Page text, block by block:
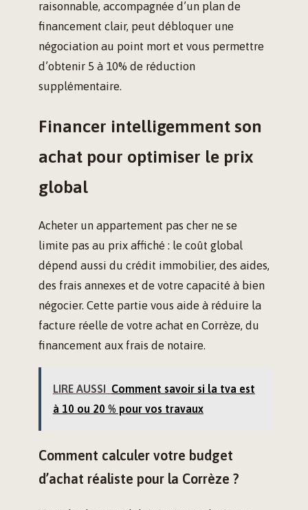
raisonnable, accompagnée d’un plan de
financement clair, peut débloquer une
négociation au point mort et vous permettre
d’obtenir 5 à 10% de réduction
supplémentaire.
Financer intelligemment son
achat pour optimiser le prix
global
Acheter un appartement pas cher ne se
limite pas au prix affiché : le coût global
dépend aussi du crédit immobilier, des aides,
des frais annexes et de votre capacité à bien
négocier. Cette partie vous aide à réduire la
facture réelle de votre achat en Corrèze, du
financement aux frais de notaire.
LIRE AUSSI Comment savoir si la tva est
à 10 ou 20 % pour vos travaux
Comment calculer votre budget
d’achat réaliste pour la Corrèze ?